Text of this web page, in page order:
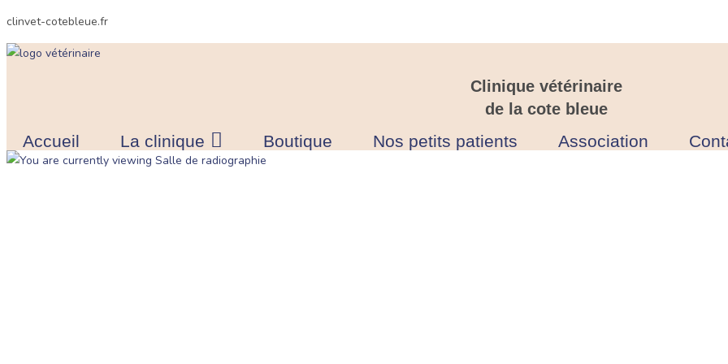
Skip
to
content
clinvet-cotebleue.fr
Clinique vétérinaire
de la cote bleue
Accueil La clinique Boutique Nos petits patients Association